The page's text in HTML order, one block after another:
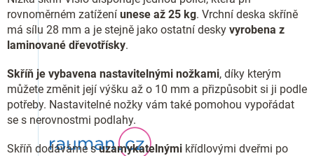
rovnoměrném zatížení unese až 25 kg. Vrchní deska skříně
má sílu 28 mm a je stejně jako ostatní desky vyrobena z
laminované dřevotřísky.
Skříň je vybavena nastavitelnými nožkami, díky kterým
můžete změnit její výšku až o 10 mm a přizpůsobit si ji podle
potřeby. Nastavitelné nožky vám také pomohou vypořádat
se s nerovnostmi podlahy.
Skříň dodáváme suzamykatelnými křídlovými dveřmi po